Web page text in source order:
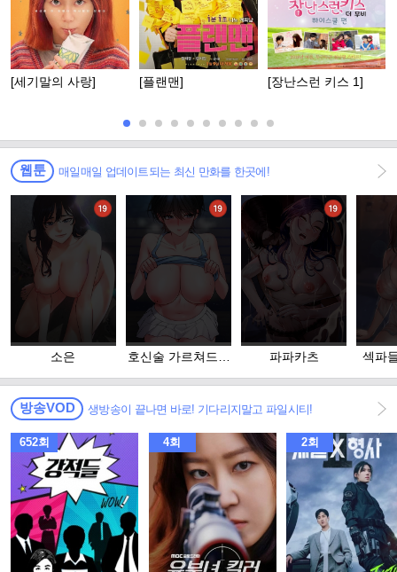
[세기말의 사랑] [플랜맨] [장난스런 키스 1]
웹툰 매일매일 업데이트되는 최신 만화를 한곳에!
소은
호신술 가르쳐드립
파파카츠
섹파
방송VOD 생방송이 끝나면 바로! 기다리지말고 파일시티!
652회 4회 2회